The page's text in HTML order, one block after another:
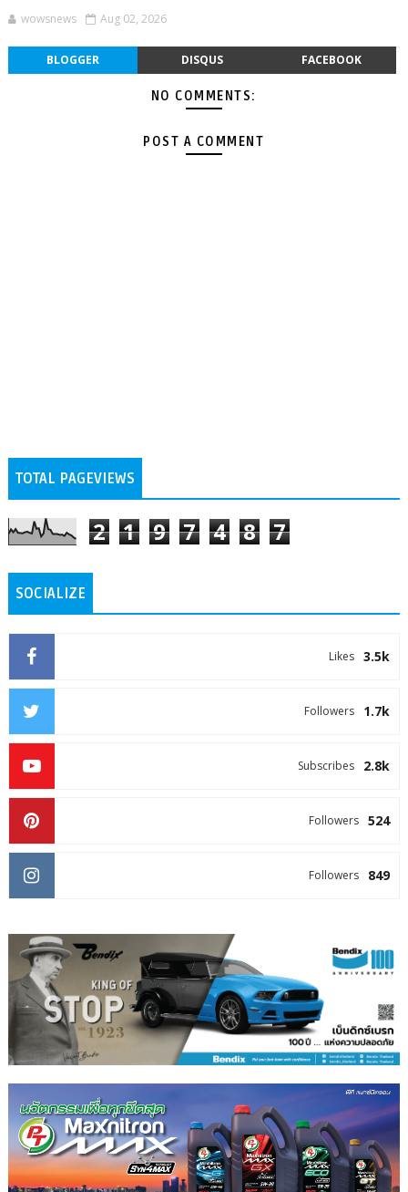
wowsnews Aug 02, 2026
BLOGGER DISQUS FACEBOOK
NO COMMENTS:
POST A COMMENT
TOTAL PAGEVIEWS
2 1 9 7 4 8 7
SOCIALIZE
3.5k
Likes
1.7k
Followers
2.8k
Subscribes
524
Followers
849
Followers